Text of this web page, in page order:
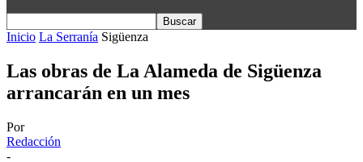
Inicio La Serranía Sigüenza
Las obras de La Alameda de Sigüenza
arrancarán en un mes
Por
Redacción
-